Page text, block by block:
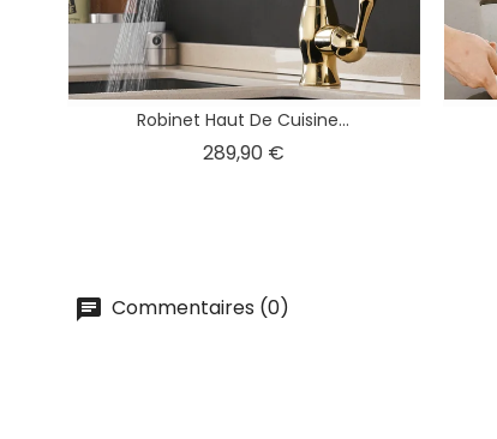
Robinet Haut De Cuisine...
289,90 €Prix
Commentaires (0)